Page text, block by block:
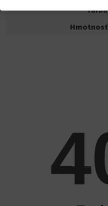
farba
Hmotnosť